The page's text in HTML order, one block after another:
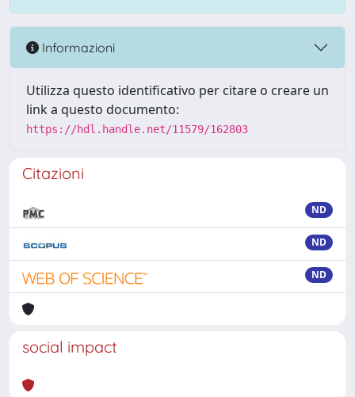
Informazioni
Utilizza questo identificativo per citare o creare un
link a questo documento:
https://hdl.handle.net/11579/162803
Citazioni
ND
ND
ND
social impact